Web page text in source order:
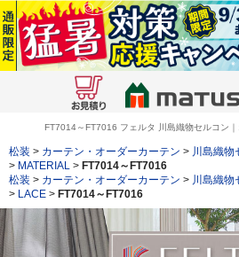
FT7014～FT7016 フェルタ 川島織物セルコン
松装 > カーテン・オーダーカーテン > 川島織物
> MATERIAL > FT7014～FT7016
松装 > カーテン・オーダーカーテン > 川島織物
> LACE > FT7014～FT7016